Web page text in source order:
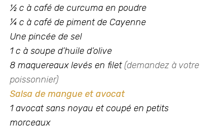
½ c à café de curcuma en poudre
¼ c à café de piment de Cayenne
Une pincée de sel
1 c à soupe d’huile d’olive
8 maquereaux levés en filet(demandez à votre
poissonnier)
Salsa de mangue et avocat
1 avocat sans noyau et coupé en petits
morceaux